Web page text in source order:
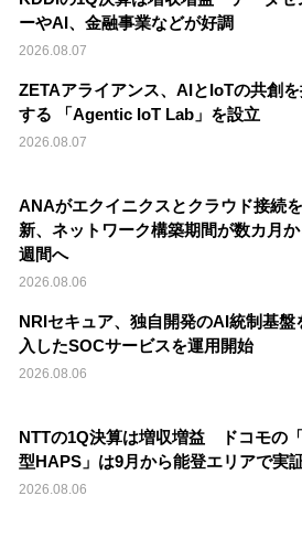
ーやAI、金融事業などが好調
2026.08.07
ZETAアライアンス、AIとIoTの共創
する 「Agentic IoT Lab」を設立
2026.08.07
ANAがエクイニクスとクラウド接続
新、ネットワーク構築期間が数カ月
週間へ
2026.08.06
NRIセキュア、独自開発のAI統制基盤
入したSOCサービスを運用開始
2026.08.06
NTTの1Q決算は増収増益 ドコモの
型HAPS」は9月から能登エリアで実
2026.08.06